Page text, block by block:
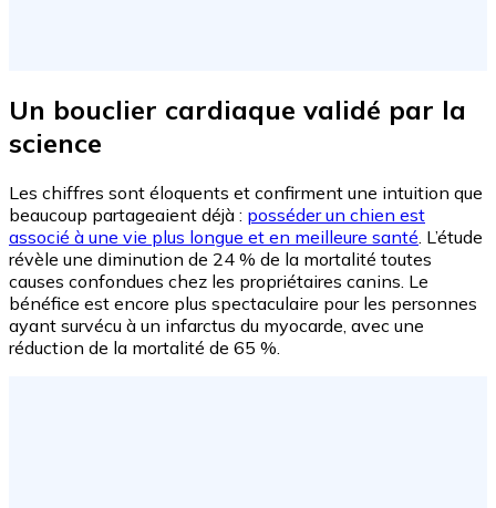
Un bouclier cardiaque validé par la
science
Les chiffres sont éloquents et confirment une intuition que
beaucoup partageaient déjà : posséder un chien est
associé à une vie plus longue et en meilleure santé. L’étude
révèle une diminution de 24 % de la mortalité toutes
causes confondues chez les propriétaires canins. Le
bénéfice est encore plus spectaculaire pour les personnes
ayant survécu à un infarctus du myocarde, avec une
réduction de la mortalité de 65 %.